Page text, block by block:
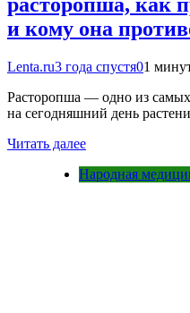
и кому она
Lenta.ru3 года спустя01
Расторопша — одно из
на сегодняшний день
Читать далее
Народная